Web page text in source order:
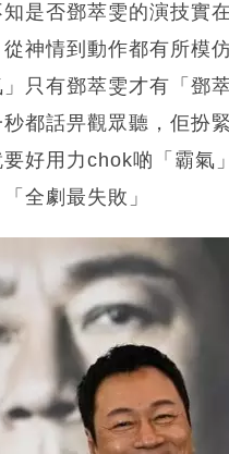
是否鄧萃雯的演技實
神情到動作都有所模
只有鄧萃雯才有「鄧
都話畀觀眾聽，佢扮
好用力chok啲「霸氣
全劇最失敗」